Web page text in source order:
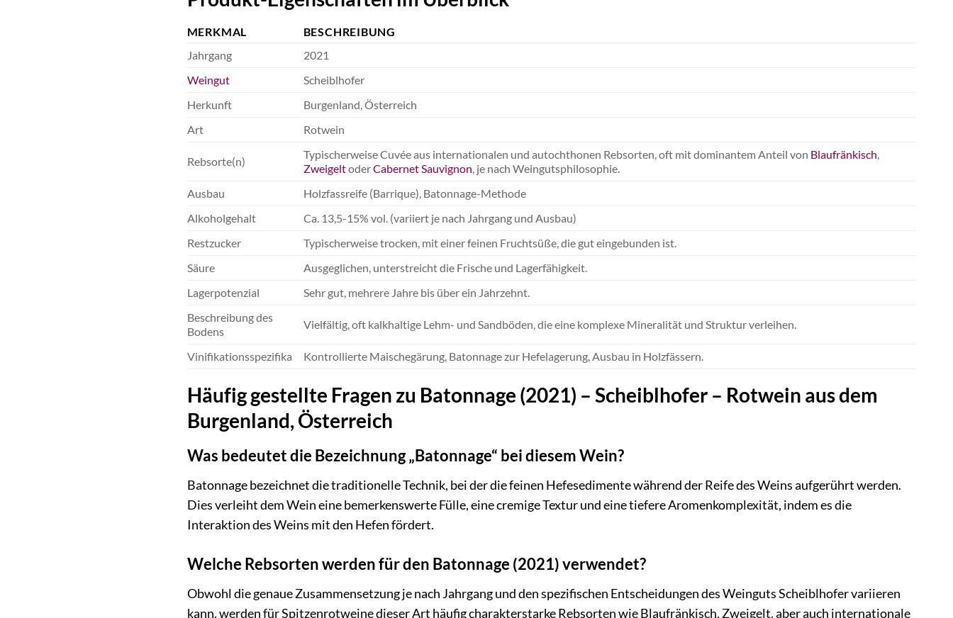
MERKMAL
BESCHREIBUNG
Jahrgang
2021
Weingut
Scheiblhofer
Herkunft
Burgenland, Österreich
Art
Rotwein
Rebsorte(n)
Typischerweise Cuvée aus internationalen und autochthonen Rebsorten, oft mit dominantem Anteil von Blaufränkisch,
ZweigeltoderCabernet Sauvignon, je nach Weingutsphilosophie.
Ausbau
Holzfassreife (Barrique), Batonnage-Methode
Alkoholgehalt
Ca. 13,5-15% vol. (variiert je nach Jahrgang und Ausbau)
Restzucker
Typischerweise trocken, mit einer feinen Fruchtsüße, die gut eingebunden ist.
Säure
Ausgeglichen, unterstreicht die Frische und Lagerfähigkeit.
Lagerpotenzial
Sehr gut, mehrere Jahre bis über ein Jahrzehnt.
Beschreibung des
Bodens
Vielfältig, oft kalkhaltige Lehm- und Sandböden, die eine komplexe Mineralität und Struktur verleihen.
Vinifikationsspezifika Kontrollierte Maischegärung, Batonnage zur Hefelagerung, Ausbau in Holzfässern.
Häufig gestellte Fragen zu Batonnage (2021) – Scheiblhofer – Rotwein aus dem
Burgenland, Österreich
Was bedeutet die Bezeichnung „Batonnage“ bei diesem Wein?
Batonnage bezeichnet die traditionelle Technik, bei der die feinen Hefesedimente während der Reife des Weins aufgerührt werden.
Dies verleiht dem Wein eine bemerkenswerte Fülle, eine cremige Textur und eine tiefere Aromenkomplexität, indem es die
Interaktion des Weins mit den Hefen fördert.
Welche Rebsorten werden für den Batonnage (2021) verwendet?
Obwohl die genaue Zusammensetzung je nach Jahrgang und den spezifischen Entscheidungen des Weinguts Scheiblhofer variieren
kann, werden für Spitzenrotweine dieser Art häufig charakterstarke Rebsorten wie Blaufränkisch, Zweigelt, aber auch internationale